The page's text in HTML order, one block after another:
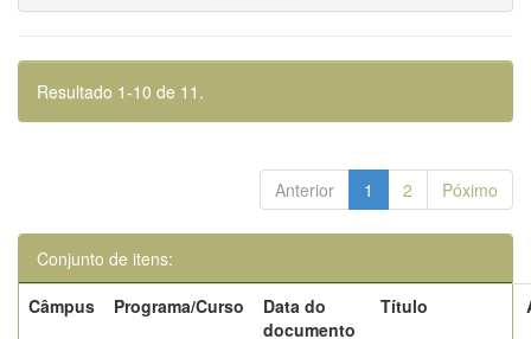
Resultado 1-10 de 11.
Anterior 1 2 Póximo
Conjunto de itens:
Câmpus
Programa/Curso
Data do
documento
Título